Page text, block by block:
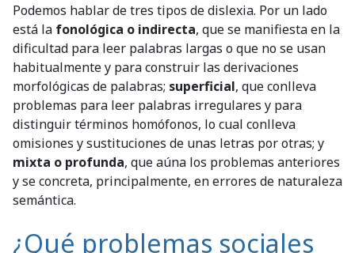
Podemos hablar de tres tipos de dislexia. Por un lado
está la fonológica o indirecta, que se manifiesta en la
dificultad para leer palabras largas o que no se usan
habitualmente y para construir las derivaciones
morfológicas de palabras; superficial, que conlleva
problemas para leer palabras irregulares y para
distinguir términos homófonos, lo cual conlleva
omisiones y sustituciones de unas letras por otras; y
mixta o profunda, que aúna los problemas anteriores
y se concreta, principalmente, en errores de naturaleza
semántica.
¿Qué problemas sociales